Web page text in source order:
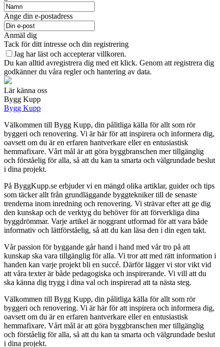
Ange din e-postadress
Anmäl dig
Tack för ditt intresse och din registrering
Jag har läst och accepterar villkoren.
Du kan alltid avregistrera dig med ett klick. Genom att registrera dig
godkänner du våra regler och hantering av data.
Lär känna oss
Bygg Kupp
Bygg Kupp
Välkommen till Bygg Kupp, din pålitliga källa för allt som rör
byggeri och renovering. Vi är här för att inspirera och informera dig,
oavsett om du är en erfaren hantverkare eller en entusiastisk
hemmafixare. Vårt mål är att göra byggbranschen mer tillgänglig
och förståelig för alla, så att du kan ta smarta och välgrundade beslut
i dina projekt.
På ByggKupp.se erbjuder vi en mängd olika artiklar, guider och tips
som täcker allt från grundläggande byggtekniker till de senaste
trenderna inom inredning och renovering. Vi strävar efter att ge dig
den kunskap och de verktyg du behöver för att förverkliga dina
byggdrömmar. Varje artikel är noggrant utformad för att vara både
informativ och lättförståelig, så att du kan läsa den i din egen takt.
Vår passion för byggande går hand i hand med vår tro på att
kunskap ska vara tillgänglig för alla. Vi tror att med rätt information i
handen kan varje projekt bli en succé. Därför lägger vi stor vikt vid
att våra texter är både pedagogiska och inspirerande. Vi vill att du
ska känna dig trygg i dina val och inspirerad att ta nästa steg.
Välkommen till Bygg Kupp, din pålitliga källa för allt som rör
byggeri och renovering. Vi är här för att inspirera och informera dig,
oavsett om du är en erfaren hantverkare eller en entusiastisk
hemmafixare. Vårt mål är att göra byggbranschen mer tillgänglig
och förståelig för alla, så att du kan ta smarta och välgrundade beslut
i dina projekt.